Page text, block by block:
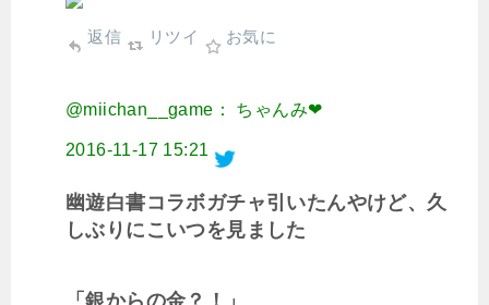
返信 リツイ お気に
@miichan__game： ちゃんみ❤︎
2016-11-17 15:21
幽遊白書コラボガチャ引いたんやけど、久
しぶりにこいつを見ました
「銀からの金？！」